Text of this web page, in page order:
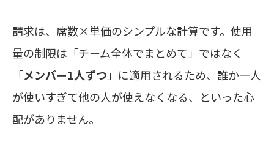
請求は、席数×単価のシンプルな計算です。使用
量の制限は「チーム全体でまとめて」ではなく
「メンバー1人ずつ」に適用されるため、誰か一人
が使いすぎて他の人が使えなくなる、といった心
配がありません。